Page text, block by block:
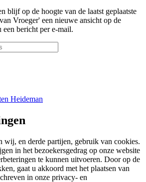
blijf op de hoogte van de laatst geplaatste
Vroeger' een nieuwe ansicht op de
bericht per e-mail.
Heideman
wij, en derde partijen, gebruik van cookies.
in het bezoekersgedrag op onze website
te kunnen uitvoeren. Door op de
gaat u akkoord met het plaatsen van
in onze privacy- en